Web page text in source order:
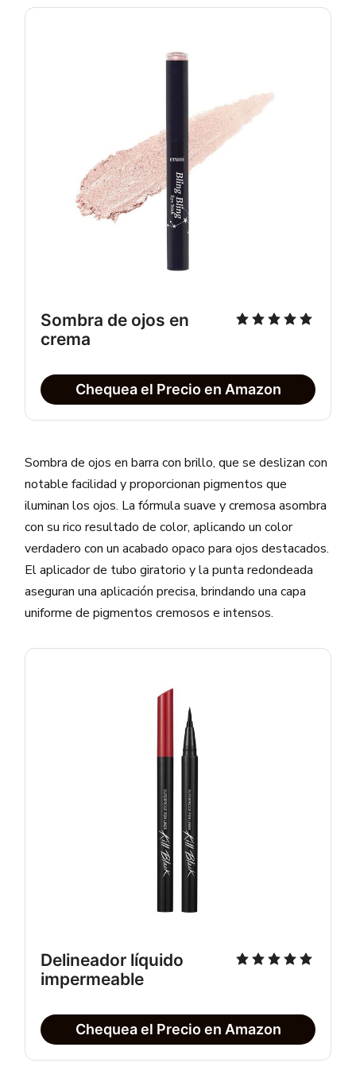
Sombra de ojos en
crema
Chequea el Precio en Amazon
Sombra de ojos en barra con brillo, que se deslizan con
notable facilidad y proporcionan pigmentos que
iluminan los ojos. La fórmula suave y cremosa asombra
con su rico resultado de color, aplicando un color
verdadero con un acabado opaco para ojos destacados.
El aplicador de tubo giratorio y la punta redondeada
aseguran una aplicación precisa, brindando una capa
uniforme de pigmentos cremosos e intensos.
Delineador líquido
impermeable
Chequea el Precio en Amazon